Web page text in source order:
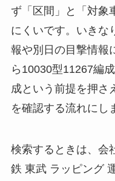
ず「区間」と「対象
にくいです。いきな
報や別日の目撃情報
ら10030型11267編
成という前提を押さ
を確認する流れにし
検索するときは、会
鉄 東武 ラッピング